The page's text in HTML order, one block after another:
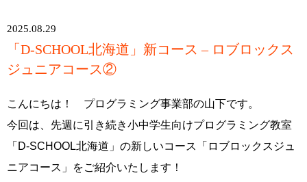
2025.08.29
「D-SCHOOL北海道」新コース – ロブロックス
ジュニアコース②
こんにちは！ プログラミング事業部の山下です。
今回は、先週に引き続き小中学生向けプログラミング教室
「D-SCHOOL北海道」の新しいコース「ロブロックスジュ
ニアコース」をご紹介いたします！